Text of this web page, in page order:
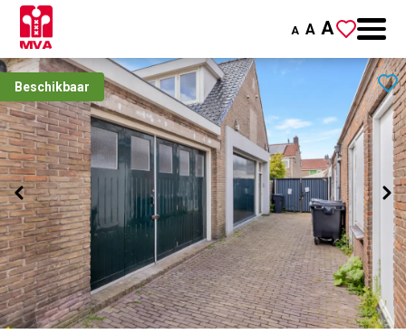
A A A
Beschikbaar